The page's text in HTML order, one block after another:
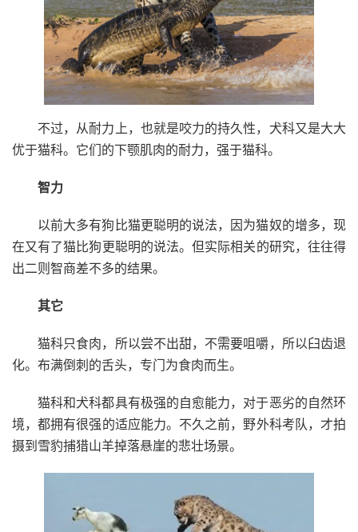
不过，从耐力上，也就是咬力的持久性，犬科又是大大
优于猫科。它们的下颚肌肉的耐力，强于猫科。
智力
以前大多有狗比猫更聪明的说法，因为猫奴的增多，现
在又有了猫比狗更聪明的说法。但实际相关的研究，往往得
出二则智商差不多的结果。
其它
猫科只食肉，所以尝不出甜，不需要咀嚼，所以臼齿退
化。布满倒刺的舌头，专门为食肉而生。
猫科和犬科都具有极强的自愈能力，对于恶劣的自然环
境，都拥有很强的适应能力。不久之前，野外科考队，才拍
摄到雪豹捕猎山羊掉落悬崖的悲壮场景。